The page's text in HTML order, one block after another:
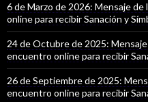
6 de Marzo de 2026: Mensaje
online para recibir Sanación y
24 de Octubre de 2025:
encuentro online para recibir
26 de Septiembre de 2025:
encuentro online para recibir